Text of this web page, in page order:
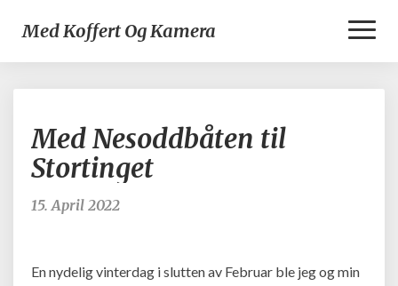
Med Koffert Og Kamera
Nesoddbåten
til
Med Nesoddbåten til
Stortinget
15. April 2022
En nydelig vinterdag i slutten av Februar ble jeg og min